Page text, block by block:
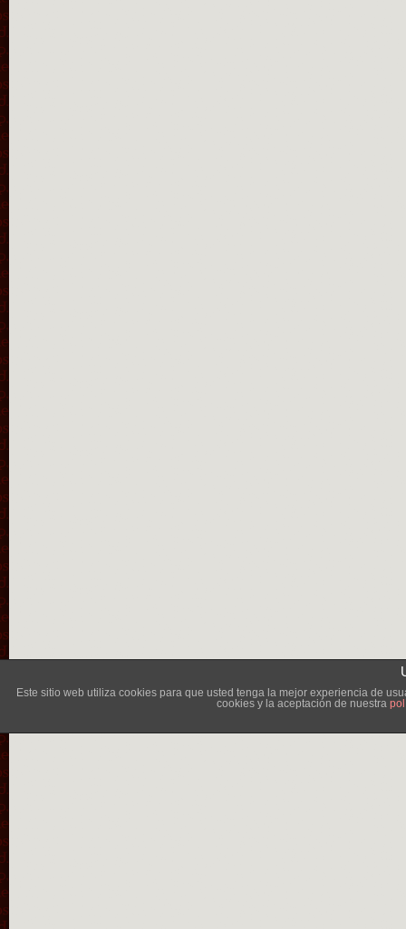
Este sitio web utiliza cookies para que usted tenga la mejor experiencia de
cookies y la aceptación de nuestra